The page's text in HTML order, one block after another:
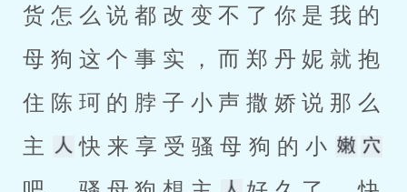
货怎么说都改变不了你是我的
母狗这个事实，而郑丹妮就抱
住陈珂的脖子小声撒娇说那么
主
快来享受骚母狗的小